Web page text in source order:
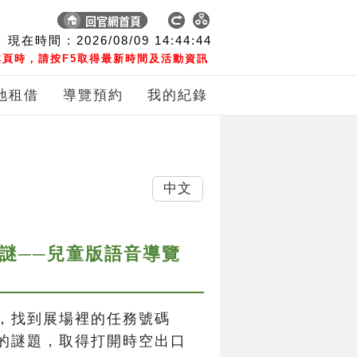
現在時間 : 2026/08/09 14:44:45
時，請按F5取得最新時間及活動資訊
租借 導覽預約 我的紀錄
──兒童版語音導覽
找到展場裡的任務號碼
謎題，取得打開時空出口